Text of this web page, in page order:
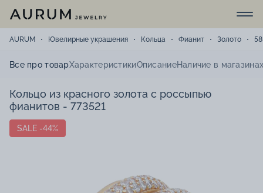
AURUM Ювелирные украшения Кольца Фианит Золото
Все про товарХарактеристикиОписаниеНаличие в
Кольцо из красного золота с россыпью
фианитов - 773521
SALE -44%